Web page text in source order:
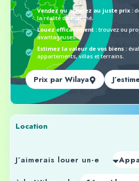
Vendez ou achetez au juste prix :
la réalité du marché.
Louez efficacement : trouvez ou
avantageuses.
Estimez la valeur de vos biens :
appartements, villas et terrains.
Prix par Wilaya
Location
J’aimerais louer un-e